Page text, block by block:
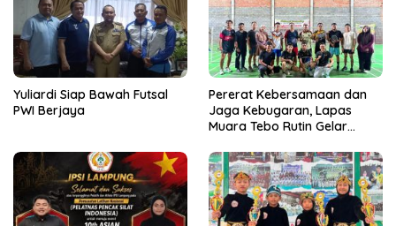
Yuliardi Siap Bawah Futsal
PWI Berjaya
Pererat Kebersamaan dan
Jaga Kebugaran, Lapas
Muara Tebo Rutin Gelar